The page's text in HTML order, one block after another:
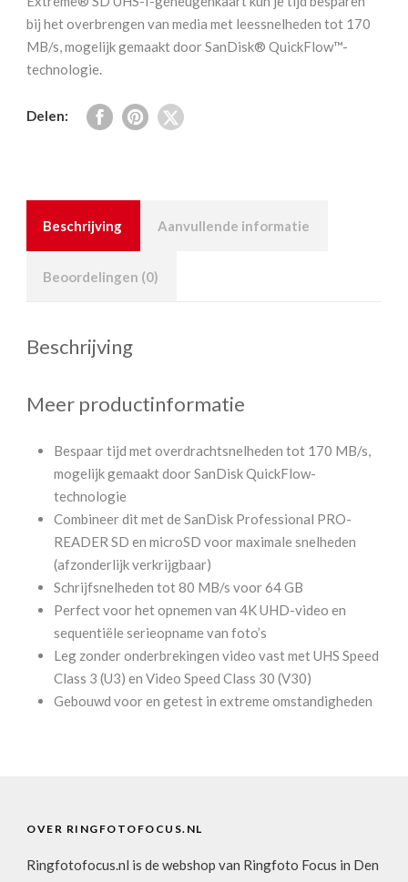
mb/s
V30
aantal
bij het overbrengen van media met leessnelheden tot 170
MB/s, mogelijk gemaakt door SanDisk® QuickFlow™-
technologie.
Delen:
Beschrijving Aanvullende informatie
Beoordelingen (0)
Beschrijving
Meer productinformatie
Bespaar tijd met overdrachtsnelheden tot 170 MB/s,
mogelijk gemaakt door SanDisk QuickFlow-
technologie
Combineer dit met de SanDisk Professional PRO-
READER SD en microSD voor maximale snelheden
(afzonderlijk verkrijgbaar)
Schrijfsnelheden tot 80 MB/s voor 64 GB
Perfect voor het opnemen van 4K UHD-video en
sequentiële serieopname van foto’s
Leg zonder onderbrekingen video vast met UHS Speed
Class 3 (U3) en Video Speed Class 30 (V30)
Gebouwd voor en getest in extreme omstandigheden
OVER RINGFOTOFOCUS.NL
Ringfotofocus.nl is de webshop van Ringfoto Focus in Den